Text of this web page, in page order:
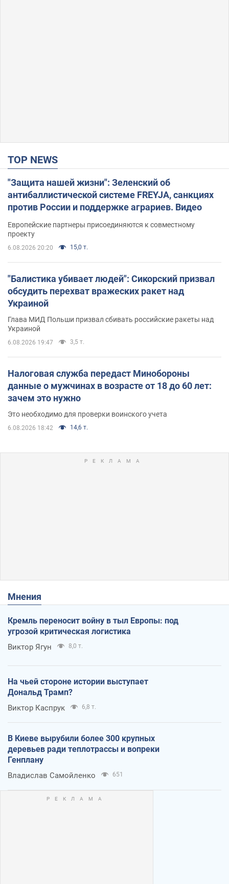
TOP NEWS
"Защита нашей жизни": Зеленский об
антибаллистической системе FREYJA, санкциях
против России и поддержке аграриев. Видео
Европейские партнеры присоединяются к совместному
проекту
6.08.2026 20:20 15,0 т.
"Балистика убивает людей": Сикорский призвал
обсудить перехват вражеских ракет над
Украиной
Глава МИД Польши призвал сбивать российские ракеты над
Украиной
6.08.2026 19:47 3,5 т.
Налоговая служба передаст Минобороны
данные о мужчинах в возрасте от 18 до 60 лет:
зачем это нужно
Это необходимо для проверки воинского учета
6.08.2026 18:42 14,6 т.
Мнения
Кремль переносит войну в тыл Европы: под
угрозой критическая логистика
Виктор Ягун 8,0 т.
На чьей стороне истории выступает
Дональд Трамп?
Виктор Каспрук 6,8 т.
В Киеве вырубили более 300 крупных
деревьев ради теплотрассы и вопреки
Генплану
Владислав Самойленко 651